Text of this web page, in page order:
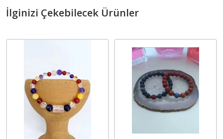
İlginizi Çekebilecek Ürünler